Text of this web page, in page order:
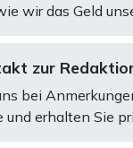
wir das Geld
zur
bei
und erhalten Sie